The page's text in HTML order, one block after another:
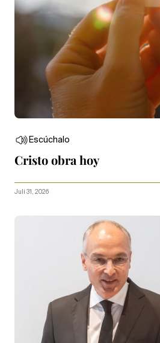
Escúchalo
Cristo obra hoy
Juli 31, 2026